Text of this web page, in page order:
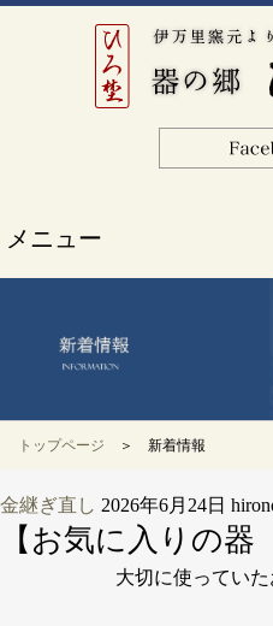
メニュー
トップページ ＞ 新着情報
金継ぎ直し 2026年6月24日
【お気に入りの
大切に使ってい